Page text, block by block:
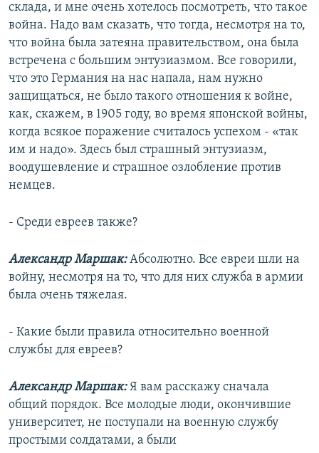
склада, и мне очень хотелось посмотреть, что такое
война. Надо вам сказать, что тогда, несмотря на то,
что война была затеяна правительством, она была
встречена с большим энтузиазмом. Все говорили,
что это Германия на нас напала, нам нужно
защищаться, не было такого отношения к войне,
как, скажем, в 1905 году, во время японской войны,
когда всякое поражение считалось успехом - «так
им и надо». Здесь был страшный энтузиазм,
воодушевление и страшное озлобление против
немцев.
- Среди евреев также?
Александр Маршак:Абсолютно. Все евреи шли на
войну, несмотря на то, что для них служба в армии
была очень тяжелая.
- Какие были правила относительно военной
службы для евреев?
Александр Маршак:Я вам расскажу сначала
общий порядок. Все молодые люди, окончившие
университет, не поступали на военную службу
простыми солдатами, а были